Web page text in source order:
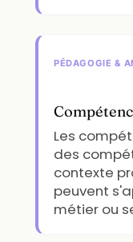
PÉDAGOGIE &
Les
des
contexte
peuvent
métier ou